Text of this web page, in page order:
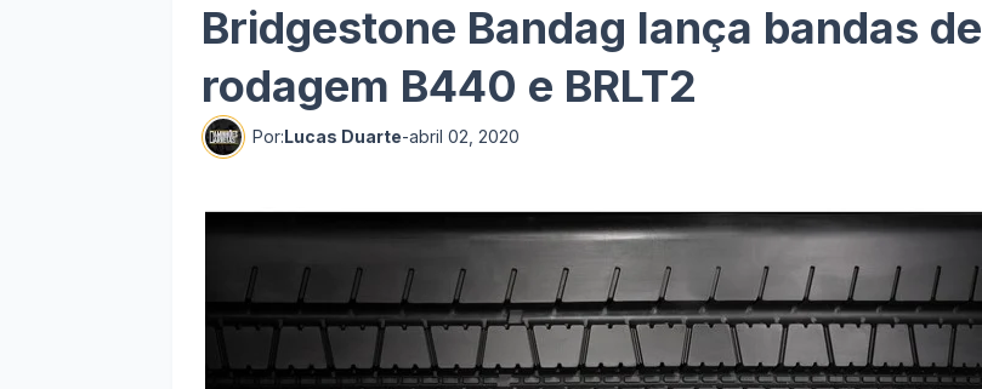
Bridgestone Bandag lança bandas de
rodagem B440 e BRLT2
Por:Lucas Duarte-abril 02, 2020